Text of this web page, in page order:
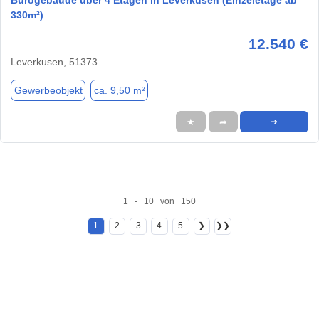
330m²)
12.540 €
Leverkusen, 51373
Gewerbeobjekt ca. 9,50 m²
★ ➦ ➜
1 - 10 von 150
1 2 3 4 5 ❯ ❯❯